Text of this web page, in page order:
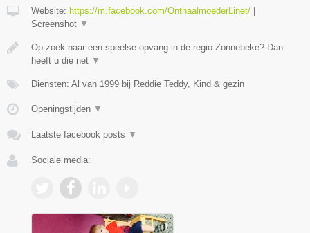
Website: https://m.facebook.com/OnthaalmoederLinet/ |
Screenshot ▼
Op zoek naar een speelse opvang in de regio Zonnebeke? Dan
heeft u die net ▼
Diensten: Al van 1999 bij Reddie Teddy, Kind & gezin
Openingstijden ▼
Laatste facebook posts ▼
Sociale media: